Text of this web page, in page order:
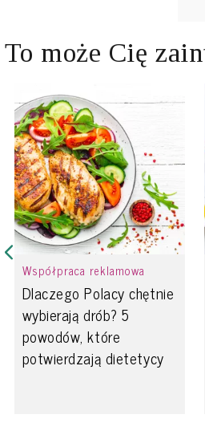
To może Cię
Współpraca reklamowa
Dlaczego Polacy chętnie
wybierają drób? 5
powodów, które
potwierdzają dietetycy